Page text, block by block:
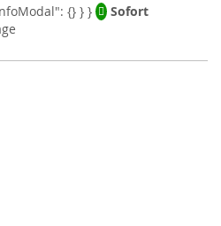
Sofort